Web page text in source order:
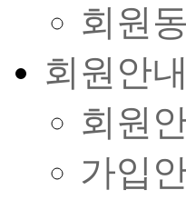
회원
회원안내
회원
가입